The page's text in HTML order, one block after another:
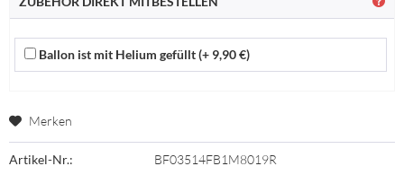
Ballon ist mit Helium gefüllt (+ 9,90 €)
Merken
Artikel-Nr.: BF03514FB1M8019R